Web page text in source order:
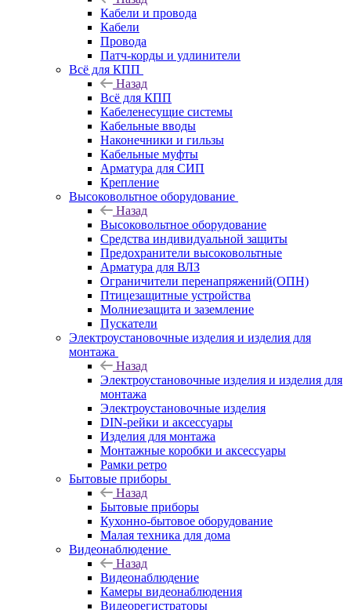
Кабели и провода
Кабели
Провода
Патч-корды и удлинители
Всё для КПП
Назад
Всё для КПП
Кабеленесущие системы
Кабельные вводы
Наконечники и гильзы
Кабельные муфты
Арматура для СИП
Крепление
Высоковольтное оборудование
Назад
Высоковольтное оборудование
Средства индивидуальной защиты
Предохранители высоковольтные
Арматура для ВЛЗ
Ограничители перенапряжений(ОПН)
Птицезащитные устройства
Молниезащита и заземление
Пускатели
Электроустановочные изделия и изделия для
монтажа
Назад
Электроустановочные изделия и изделия для
монтажа
Электроустановочные изделия
DIN-рейки и аксессуары
Изделия для монтажа
Монтажные коробки и аксессуары
Рамки ретро
Бытовые приборы
Назад
Бытовые приборы
Кухонно-бытовое оборудование
Малая техника для дома
Видеонаблюдение
Назад
Видеонаблюдение
Камеры видеонаблюдения
Видеорегистраторы